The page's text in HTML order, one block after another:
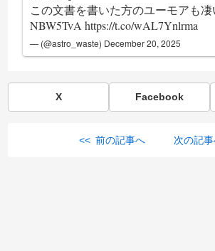
この文書を書いた方のユーモアも凄
NBW5TvA https://t.co/wAL7Ynlrma
— (@astro_waste) December 20, 2025
X Facebook
<< 前の記事へ 次の記